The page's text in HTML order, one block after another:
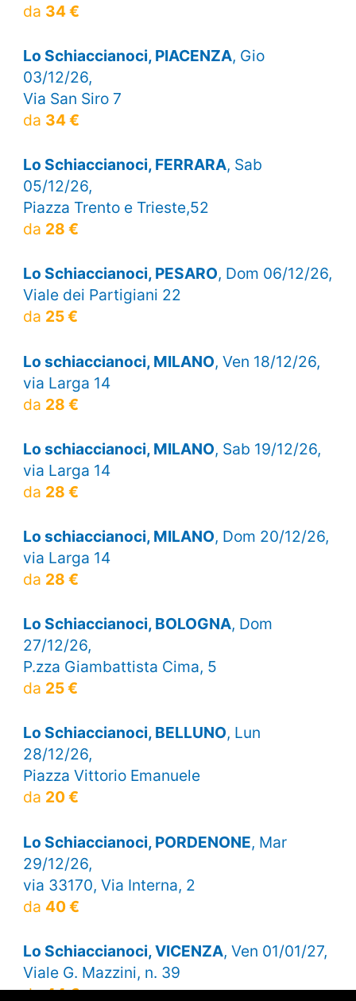
da 34 €
Lo Schiaccianoci, PIACENZA, Gio
03/12/26,
Via San Siro 7
da 34 €
Lo Schiaccianoci, FERRARA, Sab
05/12/26,
Piazza Trento e Trieste,52
da 28 €
Lo Schiaccianoci, PESARO, Dom 06/12/26,
Viale dei Partigiani 22
da 25 €
Lo schiaccianoci, MILANO, Ven 18/12/26,
via Larga 14
da 28 €
Lo schiaccianoci, MILANO, Sab 19/12/26,
via Larga 14
da 28 €
Lo schiaccianoci, MILANO, Dom 20/12/26,
via Larga 14
da 28 €
Lo Schiaccianoci, BOLOGNA, Dom
27/12/26,
P.zza Giambattista Cima, 5
da 25 €
Lo Schiaccianoci, BELLUNO, Lun
28/12/26,
Piazza Vittorio Emanuele
da 20 €
Lo Schiaccianoci, PORDENONE, Mar
29/12/26,
via 33170, Via Interna, 2
da 40 €
Lo Schiaccianoci, VICENZA, Ven 01/01/27,
Viale G. Mazzini, n. 39
da44 €